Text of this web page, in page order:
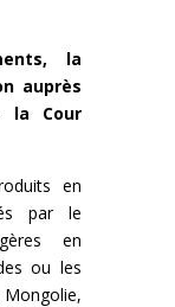
la
auprès
la Cour
en
par le
en
ou les
Mongolie,